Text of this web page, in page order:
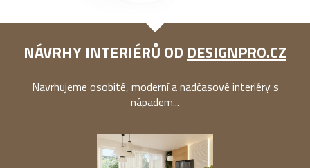
NÁVRHY INTERIÉRŮ OD DESIGNPRO.CZ
Navrhujeme osobité, moderní a nadčasové interiéry s
nápadem...